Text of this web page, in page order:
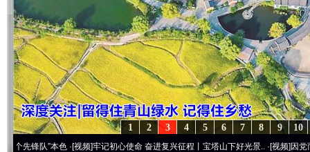
10
9
8
7
6
5
4
3
2
1
”本色·[视频]牢记初心使命 奋进复兴征程丨宝塔山下好光景..·[视频]因党而生 为党